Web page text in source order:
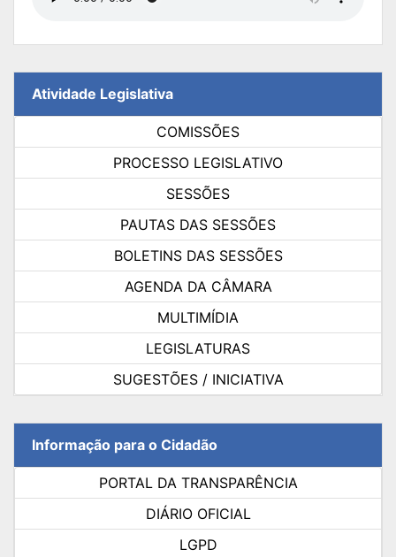
Atividade Legislativa
COMISSÕES
PROCESSO LEGISLATIVO
SESSÕES
PAUTAS DAS SESSÕES
BOLETINS DAS SESSÕES
AGENDA DA CÂMARA
MULTIMÍDIA
LEGISLATURAS
SUGESTÕES / INICIATIVA
Informação para o Cidadão
PORTAL DA TRANSPARÊNCIA
DIÁRIO OFICIAL
LGPD